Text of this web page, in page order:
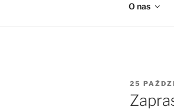
O nas
W
25